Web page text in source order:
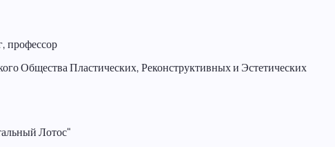
профессор
Общества Пластических, Реконструктивных и Эстетических
Лотос"